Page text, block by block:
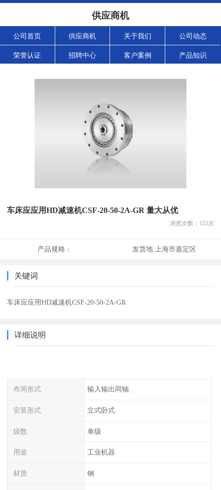
供应商机
公司首页 供应商机 关于我们 公司动态
荣誉认证 招聘中心 客户案例 产品知识
车床应应用HD减速机CSF-20-50-2A-GR 量大从优
浏览次数： 122次
产品规格： 发货地: 上海市嘉定区
关键词
车床应应用HD减速机CSF-20-50-2A-GR
详细说明
布局形式 输入输出同轴
安装形式 立式卧式
级数 单级
用途 工业机器
材质 钢